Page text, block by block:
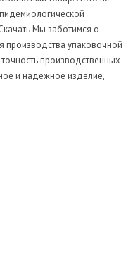
Мы заботимся о
производства упаковочной
производственных
и надежное изделие,